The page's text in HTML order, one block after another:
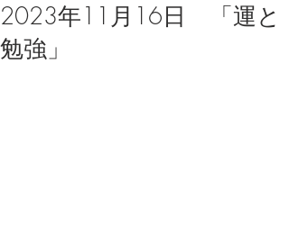
2023年11月16日 「運と
勉強」